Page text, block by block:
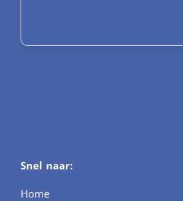
Snel naar:
Home